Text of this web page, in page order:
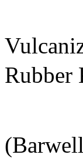
Rubber
丨